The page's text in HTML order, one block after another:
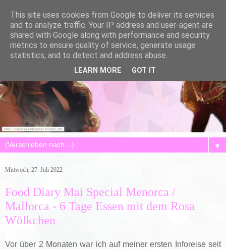
▼
Mittwoch, 27. Juli 2022
Food Diary Mai Special Menorca /
Mallorca - 6 Tage Essen mit dem Rosa
Wölkchen
Vor über 2 Monaten war ich auf meiner ersten Inforeise seit
This site uses cookies from Google to deliver its services
and to analyze traffic. Your IP address and user-agent are
shared with Google along with performance and security
metrics to ensure quality of service, generate usage
statistics, and to detect and address abuse.
LEARN MORE GOT IT